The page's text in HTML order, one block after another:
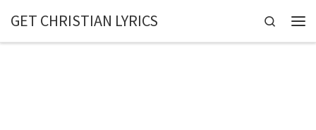
Skip to content
GET CHRISTIAN LYRICS Search